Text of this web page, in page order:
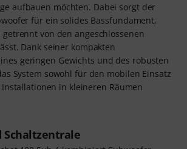
aufbauen möchten. Dabei sorgt der
für ein solides Bassfundament,
getrennt von den angeschlossenen
Dank seiner kompakten
geringen Gewichts und des robusten
System sowohl für den mobilen Einsatz
in kleineren Räumen
Schaltzentrale